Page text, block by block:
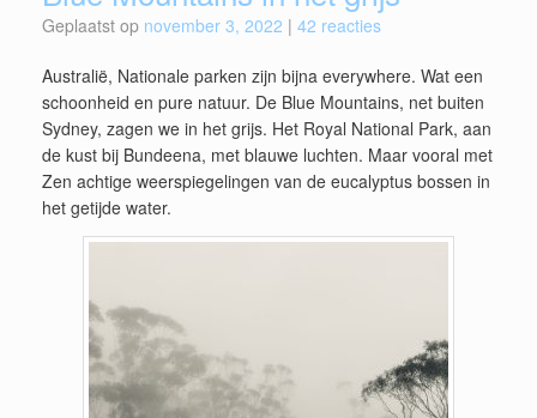
Geplaatst op november 3, 2022 | 42 reacties
Australië, Nationale parken zijn bijna everywhere. Wat een
schoonheid en pure natuur. De Blue Mountains, net buiten
Sydney, zagen we in het grijs. Het Royal National Park, aan
de kust bij Bundeena, met blauwe luchten. Maar vooral met
Zen achtige weerspiegelingen van de eucalyptus bossen in
het getijde water.